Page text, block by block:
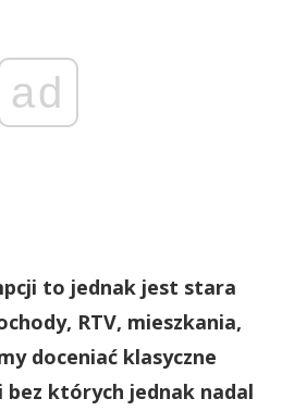
ad
to jednak jest stara
RTV, mieszkania,
doceniać klasyczne
bez których jednak nadal